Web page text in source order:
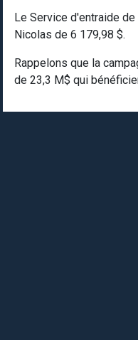
Le Service d'entraide
Nicolas de 6 179,98 $.
Rappelons que la
de 23,3 M$ qui